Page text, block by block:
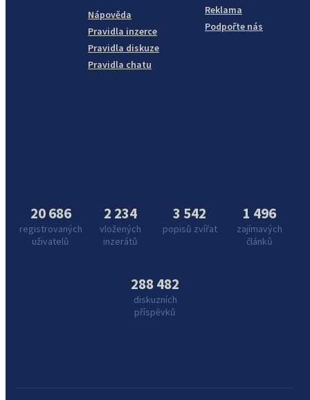
Nápověda
Pravidla inzerce
Pravidla diskuze
Pravidla chatu
Reklama
Podpořte nás
20 686
registrovaných
uživatelů
2 234
vložených
inzerátů
3 542
popisů zvířat
1 496
zajímavých
článků
288 482
diskuzních
příspěvků